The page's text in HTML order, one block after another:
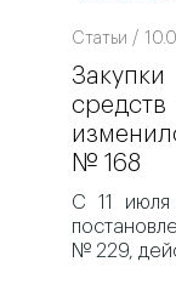
Статьи /
средств
№ 168
С 11 июля
№ 229,